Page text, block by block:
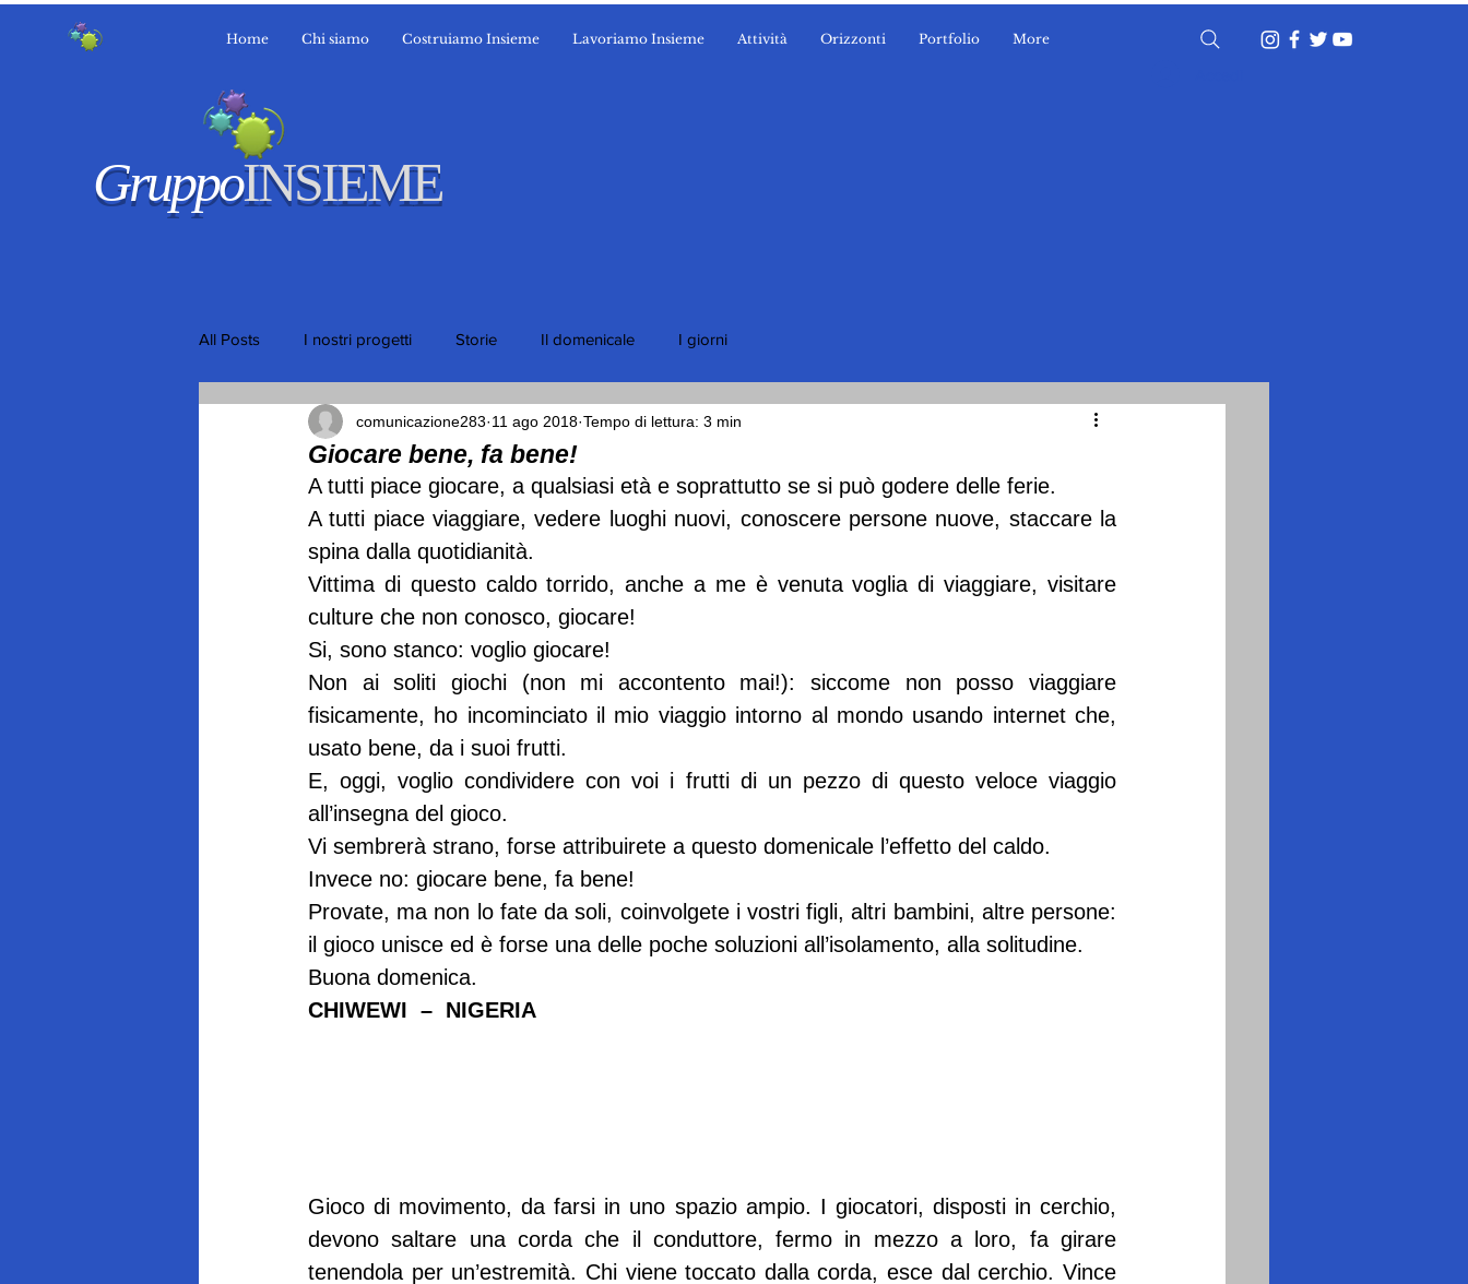
GruppoINSIEME
Home Chi siamo Costruiamo Insieme Lavoriamo Insieme Attività Orizzonti Portfolio More
All Posts I nostri progetti Storie Il domenicale I giorni
Giocare bene, fa bene!
comunicazione283 11 ago 2018 Tempo di lettura: 3 min
A tutti piace giocare, a qualsiasi età e soprattutto se si può godere delle ferie.
A tutti piace viaggiare, vedere luoghi nuovi, conoscere persone nuove, staccare la
spina dalla quotidianità.
Vittima di questo caldo torrido, anche a me è venuta voglia di viaggiare, visitare
culture che non conosco, giocare!
Si, sono stanco: voglio giocare!
Non ai soliti giochi (non mi accontento mai!): siccome non posso viaggiare
fisicamente, ho incominciato il mio viaggio intorno al mondo usando internet che,
usato bene, da i suoi frutti.
E, oggi, voglio condividere con voi i frutti di un pezzo di questo veloce viaggio
all’insegna del gioco.
Vi sembrerà strano, forse attribuirete a questo domenicale l’effetto del caldo.
Invece no: giocare bene, fa bene!
Provate, ma non lo fate da soli, coinvolgete i vostri figli, altri bambini, altre persone:
il gioco unisce ed è forse una delle poche soluzioni all’isolamento, alla solitudine.
Buona domenica.
CHIWEWI  –  NIGERIA
Gioco di movimento, da farsi in uno spazio ampio. I giocatori, disposti in cerchio,
devono saltare una corda che il conduttore, fermo in mezzo a loro, fa girare
tenendola per un’estremità. Chi viene toccato dalla corda, esce dal cerchio. Vince